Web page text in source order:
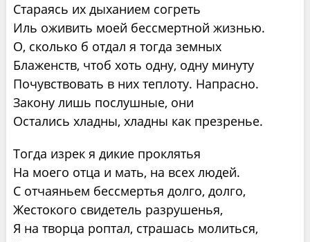
Стараясь их дыханием согреть
Иль оживить моей бессмертной жизнью.
О, сколько б отдал я тогда земных
Блаженств, чтоб хоть одну, одну минуту
Почувствовать в них теплоту. Напрасно.
Закону лишь послушные, они
Остались хладны, хладны как презренье.
Тогда изрек я дикие проклятья
На моего отца и мать, на всех людей.
С отчаяньем бессмертья долго, долго,
Жестокого свидетель разрушенья,
Я на творца роптал, страшась молиться,